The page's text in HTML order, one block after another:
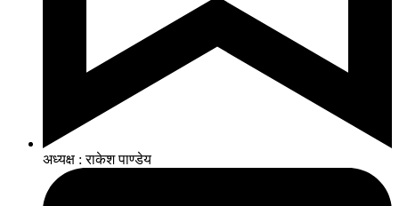
अध्यक्ष : राकेश पाण्डेय